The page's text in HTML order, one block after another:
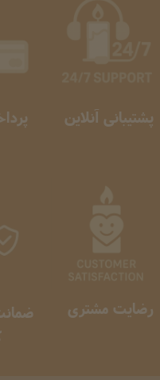
پشتیبانی آنلاین
رضایت مشتری